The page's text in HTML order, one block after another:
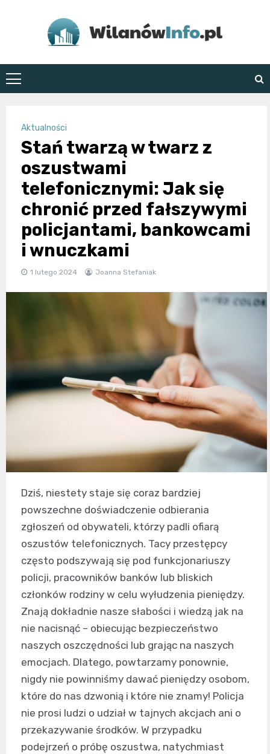
WilanówInfo.pl
Aktualności
Stań twarzą w twarz z
oszustwami
telefonicznymi: Jak się
chronić przed fałszywymi
policjantami, bankowcami
i wnuczkami
1 lutego 2024 Joanna Stefaniak
Dziś, niestety staje się coraz bardziej
powszechne doświadczenie odbierania
zgłoszeń od obywateli, którzy padli ofiarą
oszustów telefonicznych. Tacy przestępcy
często podszywają się pod funkcjonariuszy
policji, pracowników banków lub bliskich
członków rodziny w celu wyłudzenia pieniędzy.
Znają dokładnie nasze słabości i wiedzą jak na
nie nacisnąć – obiecując bezpieczeństwo
naszych oszczędności lub grając na naszych
emocjach. Dlatego, powtarzamy ponownie,
nigdy nie powinniśmy dawać pieniędzy osobom,
które do nas dzwonią i które nie znamy! Policja
nie prosi ludzi o udział w tajnych akcjach ani o
przekazywanie środków. W przypadku
podejrzeń o próbę oszustwa, natychmiast